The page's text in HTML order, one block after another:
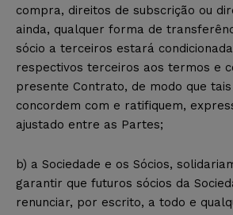
compra, direitos de subscrição ou
ainda, qualquer forma de
sócio a terceiros estará
respectivos terceiros aos termos e
presente Contrato, de modo que
concordem com e ratifiquem,
ajustado entre as Partes;
b) a Sociedade e os Sócios,
garantir que futuros sócios da
renunciar, por escrito, a todo e